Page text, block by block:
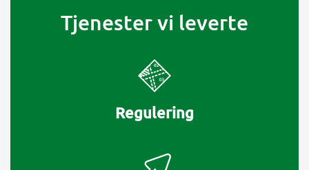
Tjenester vi leverte
Regulering